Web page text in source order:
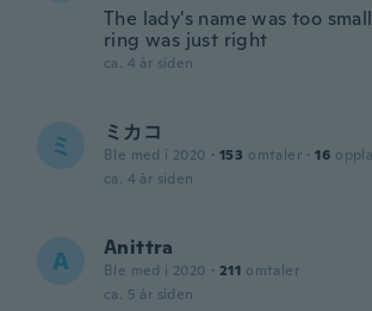
The lady's name was too
ring was just right
ca. 4 år siden
ミ ミカコ
Ble med i 2020 · 153 omtaler · 16
ca. 4 år siden
A Anittra
Ble med i 2020 · 211 omtaler
ca. 5 år siden